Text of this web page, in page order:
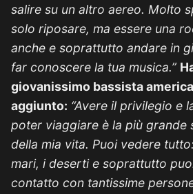
salire su un altro aereo. Molto
solo riposare, ma essere una
anche e soprattutto andare in
far conoscere la tua musica.”
giovanissimo bassista
aggiunto: “Avere il privilegio e
poter viaggiare è la più grande
della mia vita. Puoi vedere
mari, i deserti e soprattutto
contatto con tantissime